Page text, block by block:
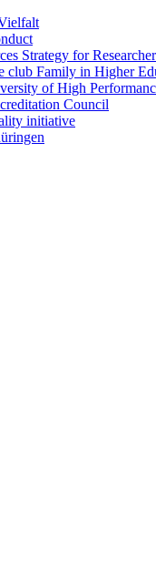
Strategy for
club Family in Higher
of High
Council
initiative